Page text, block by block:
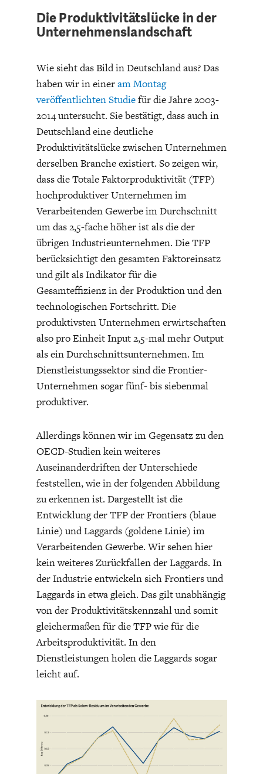
UNGLEICHHEIT UND
MACHT
FACHKRÄFTEMANGEL
DAS DEUTSCHE
GESUNDHEITSWESEN
GLOBALISIERUNG
EUROPA
FINANZMÄRKTE
GELDPOLITIK
Die Produktivitätslücke in der
Unternehmenslandschaft
Wie sieht das Bild in Deutschland aus? Das
haben wir in eineram Montag
veröffentlichten Studiefür die Jahre 2003-
2014 untersucht. Sie bestätigt, dass auch in
Deutschland eine deutliche
Produktivitätslücke zwischen Unternehmen
derselben Branche existiert. So zeigen wir,
dass die Totale Faktorproduktivität (TFP)
hochproduktiver Unternehmen im
Verarbeitenden Gewerbe im Durchschnitt
um das 2,5-fache höher ist als die der
übrigen Industrieunternehmen. Die TFP
berücksichtigt den gesamten Faktoreinsatz
und gilt als Indikator für die
Gesamteffizienz in der Produktion und den
technologischen Fortschritt. Die
produktivsten Unternehmen erwirtschaften
also pro Einheit Input 2,5-mal mehr Output
als ein Durchschnittsunternehmen. Im
Dienstleistungssektor sind die Frontier-
Unternehmen sogar fünf- bis siebenmal
produktiver.
Allerdings können wir im Gegensatz zu den
OECD-Studien kein weiteres
Auseinanderdriften der Unterschiede
feststellen, wie in der folgenden Abbildung
zu erkennen ist. Dargestellt ist die
Entwicklung der TFP der Frontiers (blaue
Linie) und Laggards (goldene Linie) im
Verarbeitenden Gewerbe. Wir sehen hier
kein weiteres Zurückfallen der Laggards. In
der Industrie entwickeln sich Frontiers und
Laggards in etwa gleich. Das gilt unabhängig
von der Produktivitätskennzahl und somit
gleichermaßen für die TFP wie für die
Arbeitsproduktivität. In den
Dienstleistungen holen die Laggards sogar
leicht auf.